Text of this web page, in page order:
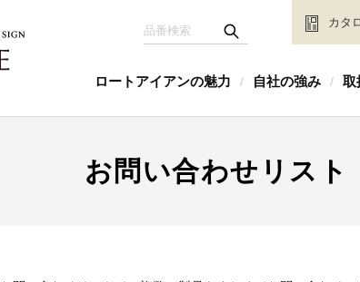
カタ
ロートアイアンの魅力 / 自社の強み / 取
お問い合わせリスト